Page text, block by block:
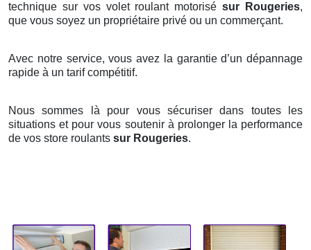
technique sur vos volet roulant motorisésur Rougeries,
que vous soyez un propriétaire privé ou un commerçant.
Avec notre service, vous avez la garantie d’un dépannage
rapide à un tarif compétitif.
Nous sommes là pour vous sécuriser dans toutes les
situations et pour vous soutenir à prolonger la performance
de vos store roulants sur Rougeries.